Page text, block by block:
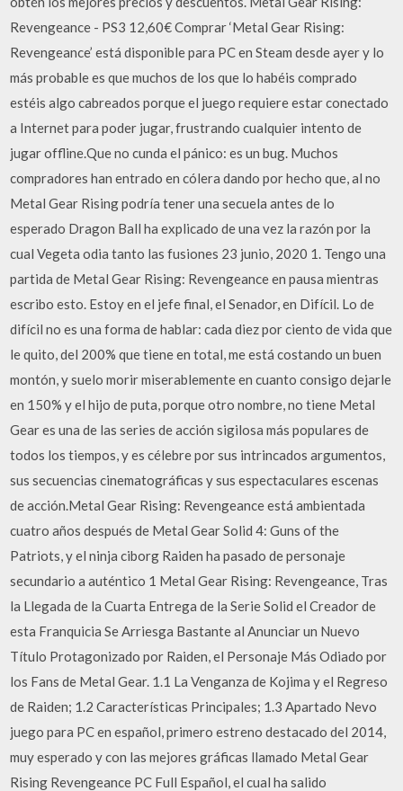
Revengeance - PS3 12,60€ Comprar ‘Metal Gear Rising:
Revengeance’ está disponible para PC en Steam desde ayer y lo
más probable es que muchos de los que lo habéis comprado
estéis algo cabreados porque el juego requiere estar conectado
a Internet para poder jugar, frustrando cualquier intento de
jugar offline.Que no cunda el pánico: es un bug. Muchos
compradores han entrado en cólera dando por hecho que, al no
Metal Gear Rising podría tener una secuela antes de lo
esperado Dragon Ball ha explicado de una vez la razón por la
cual Vegeta odia tanto las fusiones 23 junio, 2020 1. Tengo una
partida de Metal Gear Rising: Revengeance en pausa mientras
escribo esto. Estoy en el jefe final, el Senador, en Difícil. Lo de
difícil no es una forma de hablar: cada diez por ciento de vida que
le quito, del 200% que tiene en total, me está costando un buen
montón, y suelo morir miserablemente en cuanto consigo dejarle
en 150% y el hijo de puta, porque otro nombre, no tiene Metal
Gear es una de las series de acción sigilosa más populares de
todos los tiempos, y es célebre por sus intrincados argumentos,
sus secuencias cinematográficas y sus espectaculares escenas
de acción.Metal Gear Rising: Revengeance está ambientada
cuatro años después de Metal Gear Solid 4: Guns of the
Patriots, y el ninja ciborg Raiden ha pasado de personaje
secundario a auténtico 1 Metal Gear Rising: Revengeance, Tras
la Llegada de la Cuarta Entrega de la Serie Solid el Creador de
esta Franquicia Se Arriesga Bastante al Anunciar un Nuevo
Título Protagonizado por Raiden, el Personaje Más Odiado por
los Fans de Metal Gear. 1.1 La Venganza de Kojima y el Regreso
de Raiden; 1.2 Características Principales; 1.3 Apartado Nevo
juego para PC en español, primero estreno destacado del 2014,
muy esperado y con las mejores gráficas llamado Metal Gear
Rising Revengeance PC Full Español, el cual ha salido